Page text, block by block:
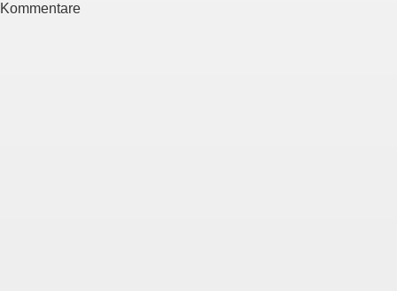
Kommentare